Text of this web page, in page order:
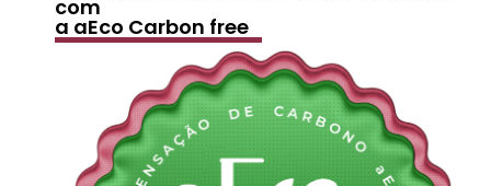
com
a aEco Carbon free